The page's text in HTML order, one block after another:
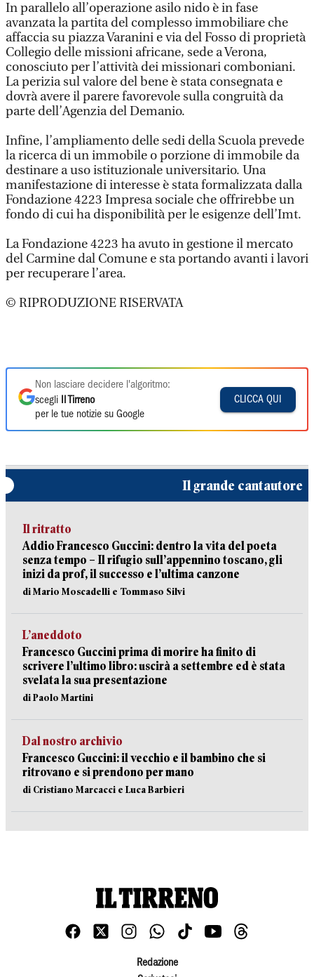
In parallelo all’operazione asilo nido è in fase
avanzata la partita del complesso immobiliare che
affaccia su piazza Varanini e via del Fosso di proprietà
Collegio delle missioni africane, sede a Verona,
conosciuto per l’attività dei missionari comboniani.
La perizia sul valore del bene è stata consegnata e
dovrà avere il parere favorevole sulla congruità da
parte dell’Agenzia del Demanio.
Infine, l’ampliamento delle sedi della Scuola prevede
la ricerca di un immobile o porzione di immobile da
destinare a uso istituzionale universitario. Una
manifestazione di interesse è stata formalizzata dalla
Fondazione 4223 Impresa sociale che offrirebbe un
fondo di cui ha disponibilità per le esigenze dell’Imt.
La Fondazione 4223 ha avuto in gestione il mercato
del Carmine dal Comune e sta portando avanti i lavori
per recuperare l’area.
© RIPRODUZIONE RISERVATA
Non lasciare decidere l'algoritmo:
scegli
Il Tirreno
per le tue notizie su Google
CLICCA QUI
Il grande cantautore
Il ritratto
Addio Francesco Guccini: dentro la vita del poeta
senza tempo – Il rifugio sull’appennino toscano, gli
inizi da prof, il successo e l’ultima canzone
di Mario Moscadelli e Tommaso Silvi
L’aneddoto
Francesco Guccini prima di morire ha finito di
scrivere l’ultimo libro: uscirà a settembre ed è stata
svelata la sua presentazione
di Paolo Martini
Dal nostro archivio
Francesco Guccini: il vecchio e il bambino che si
ritrovano e si prendono per mano
di Cristiano Marcacci e Luca Barbieri
Redazione